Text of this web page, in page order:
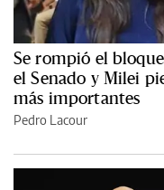
Se rompió el
el Senado y Milei
más importantes
Pedro Lacour